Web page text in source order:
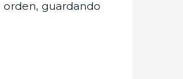
guardando